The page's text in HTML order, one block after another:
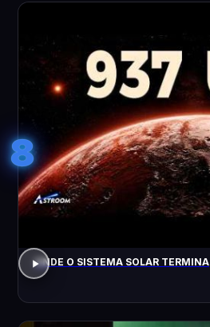
8
ONDE O SISTEMA SOLAR TERMINA